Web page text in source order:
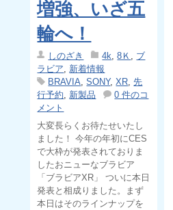
増強、いざ五
輪へ！
しのざき 4k ,8Ｋ
ブ
ラビア
新着情報
BRAVIA ,SONY,XR ,先
行予約
新製品
0 件のコ
メント
大変長らくお待たせいたし
ました！ 今年の年初にCES
で大枠が発表されておりま
したおニューなブラビア
「ブラビアXR」 ついに本日
発表と相成りました。まず
本日はそのラインナップを